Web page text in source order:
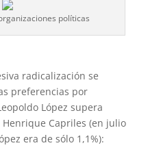
políticas
radicalización se
preferencias por
López supera
Capriles (en julio
era de sólo 1,1%):